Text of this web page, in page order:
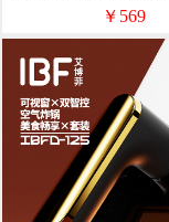
锅AF-L4558
￥569